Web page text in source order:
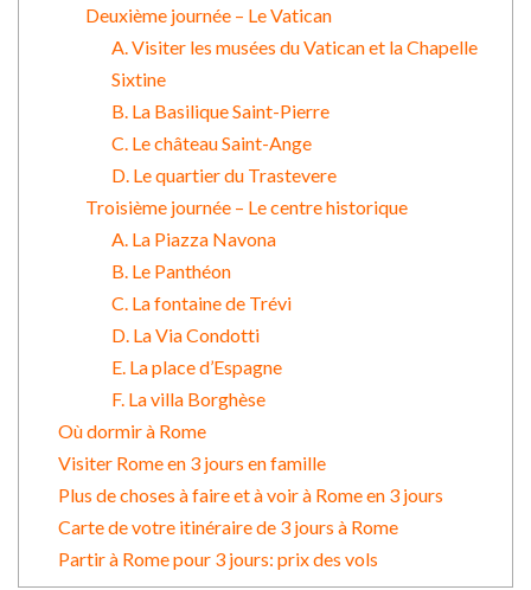
Deuxième journée – Le Vatican
A. Visiter les musées du Vatican et la Chapelle
Sixtine
B. La Basilique Saint-Pierre
C. Le château Saint-Ange
D. Le quartier du Trastevere
Troisième journée – Le centre historique
A. La Piazza Navona
B. Le Panthéon
C. La fontaine de Trévi
D. La Via Condotti
E. La place d’Espagne
F. La villa Borghèse
Où dormir à Rome
Visiter Rome en 3 jours en famille
Plus de choses à faire et à voir à Rome en 3 jours
Carte de votre itinéraire de 3 jours à Rome
Partir à Rome pour 3 jours: prix des vols